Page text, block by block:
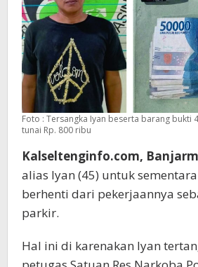
Foto : Tersangka Iyan beserta barang bukti
tunai Rp. 800 ribu
Kalseltenginfo.com,
alias Iyan (45) untuk
berhenti dari pekerjaannya
parkir.
Hal ini di karenakan Iyan